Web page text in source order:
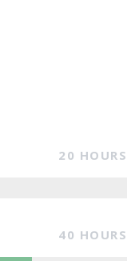
20 HOURS
40 HOURS